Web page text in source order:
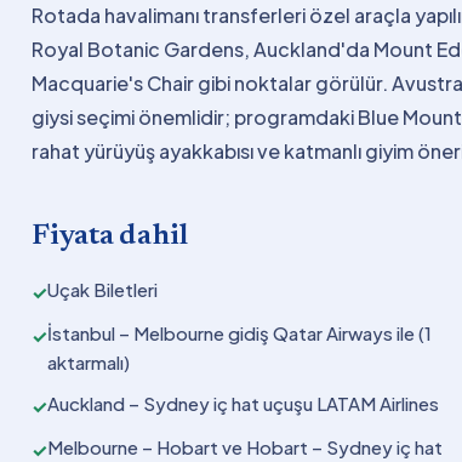
Rotada havalimanı transferleri özel araçla
Royal Botanic Gardens, Auckland'da Mount
Macquarie's Chair gibi noktalar görülür.
giysi seçimi önemlidir; programdaki Blue
rahat yürüyüş ayakkabısı ve katmanlı giyim
Fiyata dahil
✓Uçak Biletleri
✓İstanbul – Melbourne gidiş Qatar Airways ile (1
aktarmalı)
✓Auckland – Sydney iç hat uçuşu LATAM Airlines
✓Melbourne – Hobart ve Hobart – Sydney iç hat